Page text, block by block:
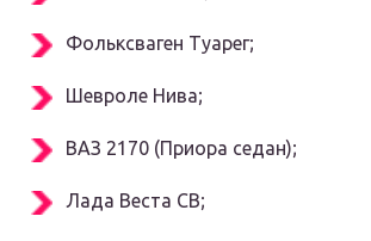
Фольксваген Туарег;
Шевроле Нива;
ВАЗ 2170 (Приора седан);
Лада Веста СВ;